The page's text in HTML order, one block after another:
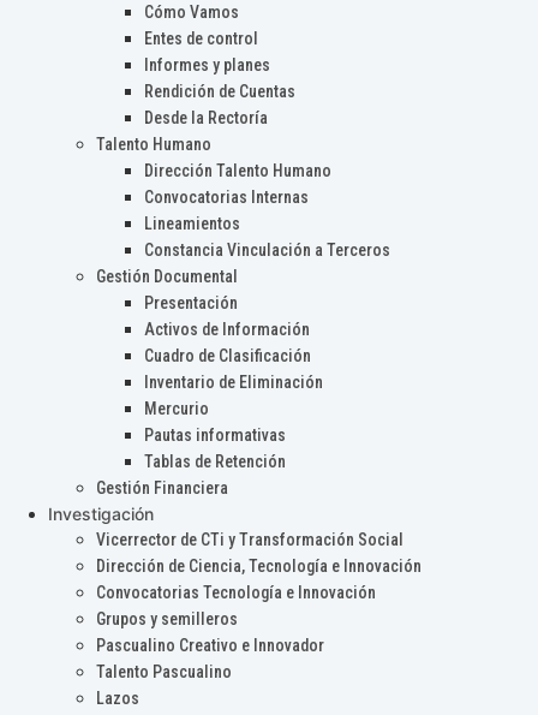
Cómo Vamos
Entes de control
Informes y planes
Rendición de Cuentas
Desde la Rectoría
Talento Humano
Dirección Talento Humano
Convocatorias Internas
Lineamientos
Constancia Vinculación a Terceros
Gestión Documental
Presentación
Activos de Información
Cuadro de Clasificación
Inventario de Eliminación
Mercurio
Pautas informativas
Tablas de Retención
Gestión Financiera
Investigación
Vicerrector de CTi y Transformación Social
Dirección de Ciencia, Tecnología e Innovación
Convocatorias Tecnología e Innovación
Grupos y semilleros
Pascualino Creativo e Innovador
Talento Pascualino
Lazos